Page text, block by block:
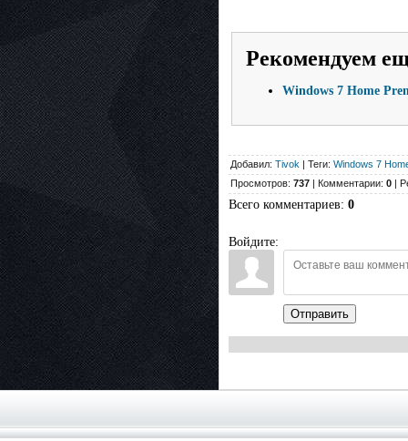
Рекомендуем
Windows 7 Home
Добавил: Tivok | Теги: Windows 7
Просмотров: 737 | Комментарии: 0 |
Всего комментариев: 0
Войдите:
Отправить